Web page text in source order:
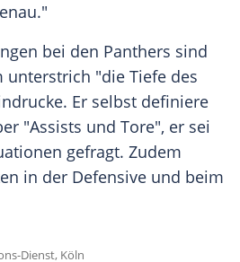
bei den Panthers sind
unterstrich "die Tiefe des
Er selbst definiere
"Assists und Tore", er sei
gefragt. Zudem
in der Defensive und beim
Dienst, Köln